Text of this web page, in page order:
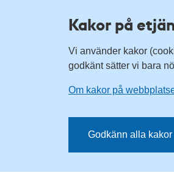
Kakor på
Vi använder kakor
godkänt sätter vi bara
Om kakor på
Godkänn alla kakor